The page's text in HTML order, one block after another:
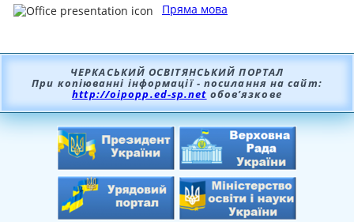
Пряма мова
ЧЕРКАСЬКИЙ ОСВІТЯНСЬКИЙ ПОРТАЛ
При копіюванні інформації - посилання на сайт:
http://oipopp.ed-sp.net обов’язкове